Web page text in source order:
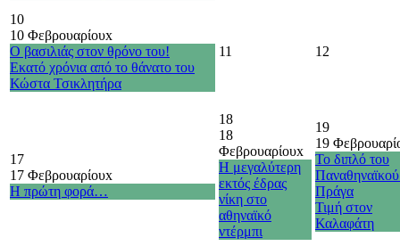
10
10 Φεβρουαρίουx
Ο βασιλιάς στον θρόνο του!
Εκατό χρόνια από το θάνατο του
Κώστα Τσικλητήρα
11 12
17
17 Φεβρουαρίουx
Η πρώτη φορά…
18
18
Φεβρουαρίουx
Η μεγαλύτερη
εκτός έδρας
νίκη στο
αθηναϊκό
ντέρμπι
19
19
Το διπλό του
Πράγα
Τιμή στον
Καλαφάτη